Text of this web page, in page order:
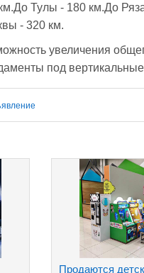
Тулы - 180 км.До
- 320 км.
увеличения
под
Продаются